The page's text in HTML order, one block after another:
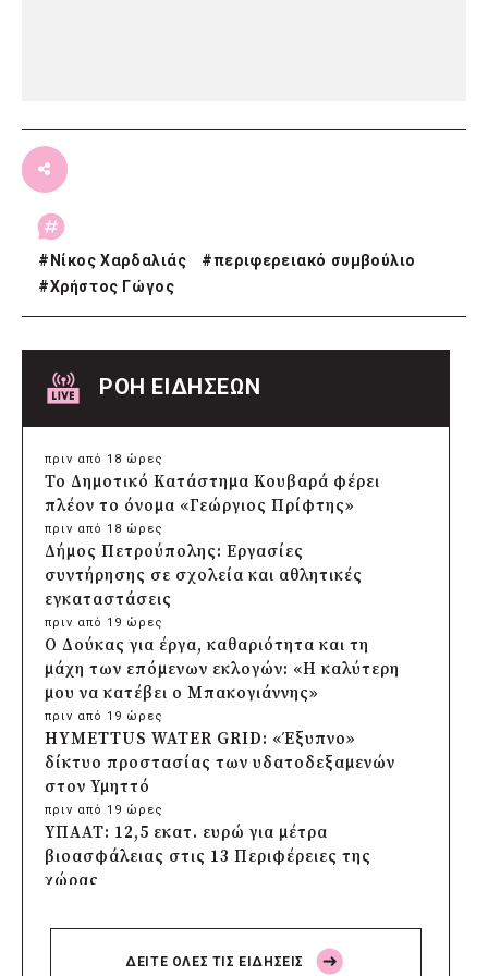
# Νίκος Χαρδαλιάς #περιφερειακό συμβούλιο
#Χρήστος Γώγος
ΡΟΗ ΕΙΔΗΣΕΩΝ
πριν από 18 ώρες
Το Δημοτικό Κατάστημα Κουβαρά φέρει
πλέον το όνομα «Γεώργιος Πρίφτης»
πριν από 18 ώρες
Δήμος Πετρούπολης: Εργασίες
συντήρησης σε σχολεία και αθλητικές
εγκαταστάσεις
πριν από 19 ώρες
Ο Δούκας για έργα, καθαριότητα και τη
μάχη των επόμενων εκλογών: «Η καλύτερη
μου να κατέβει ο Μπακογιάννης»
πριν από 19 ώρες
HYMETTUS WATER GRID: «Έξυπνο»
δίκτυο προστασίας των υδατοδεξαμενών
στον Υμηττό
πριν από 19 ώρες
ΥΠΑΑΤ: 12,5 εκατ. ευρώ για μέτρα
βιοασφάλειας στις 13 Περιφέρειες της
χώρας
Πρέσπεια 2026: Έξι ημέρες πολιτισμού,
μουσικής και γαστρονομίας στη Φλώρινα
ΔΕΙΤΕ ΟΛΕΣ ΤΙΣ ΕΙΔΗΣΕΙΣ